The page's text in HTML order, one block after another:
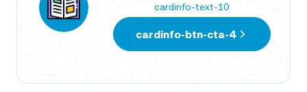
cardinfo-text-10
cardinfo-btn-cta-4